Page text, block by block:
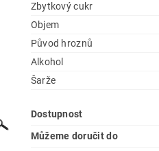
Zbytkový cukr
Objem
Původ hroznů
Alkohol
Šarže
Dostupnost
Můžeme doručit do